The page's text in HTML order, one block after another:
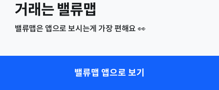
거래는 밸류맵
밸류맵은 앱으로 보시는게 가장 편해요 👀
밸류맵 앱으로 보기